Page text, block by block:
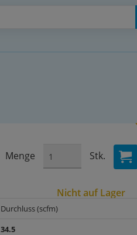
Menge Stk.
Nicht auf Lager
Durchluss (scfm)
34.5